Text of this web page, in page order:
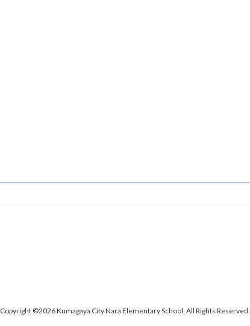
Copyright ©2026 Kumagaya City Nara Elementary School. All Rights Reserved.